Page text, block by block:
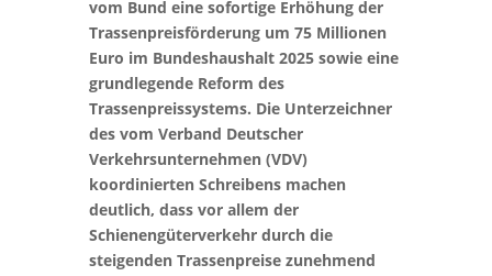
vom Bund eine sofortige Erhöhung der
Trassenpreisförderung um 75 Millionen
Euro im Bundeshaushalt 2025 sowie eine
grundlegende Reform des
Trassenpreissystems. Die Unterzeichner
des vom Verband Deutscher
Verkehrsunternehmen (VDV)
koordinierten Schreibens machen
deutlich, dass vor allem der
Schienengüterverkehr durch die
steigenden Trassenpreise zunehmend